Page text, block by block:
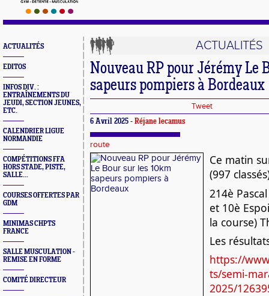
ACTUALITÉS
EDITOS
INFOS DIV. :
ENTRAÎNEMENTS DU
JEUDI, SECTION JEUNES,
ETC.
CALENDRIER LIGUE
NORMANDIE
COMPÉTITIONS FFA
HORS STADE, PISTE,
SALLE...
COURSES OFFERTES PAR
GDM
MINIMAS CHPTS
FRANCE
SALLE MUSCULATION -
REMISE EN FORME
COMITÉ DIRECTEUR
ACTUALITÉS
Nouveau RP pour Jérémy Le
sapeurs pompiers à Bordeaux
Tweet
6 Avril 2025 - Réjane lecamus
route
Ce matin
(997
214è
et 10è
la course)
Les
https://
ts/semi-
2025/